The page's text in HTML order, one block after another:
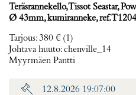
Teräsrannekello, Tissot Seastar,
Ø 43mm, kumiranneke, ref.
Tarjous:380 € (1)
Johtava huuto:chenville_14
Myyrmäen Pantti
12.8.2026 19:07:00